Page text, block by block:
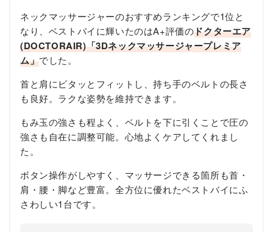
ネックマッサージャーのおすすめランキングで1位と
なり、ベストバイに輝いたのはA+評価のドクターエア
(DOCTORAIR)「3Dネックマッサージャープレミア
ム」でした。
首と肩にピタッとフィットし、持ち手のベルトの長さ
も良好。ラクな姿勢を維持できます。
もみ玉の強さも程よく、ベルトを下に引くことで圧の
強さも自在に調整可能。心地よくケアしてくれまし
た。
ボタン操作がしやすく、マッサージできる箇所も首・
肩・腰・脚など豊富。全方位に優れたベストバイにふ
さわしい1台です。